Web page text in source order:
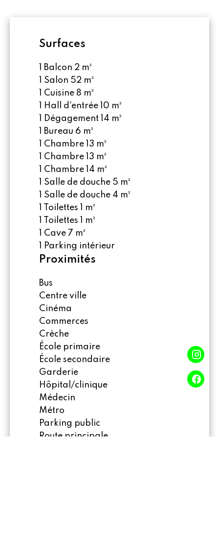
Surfaces
1 Balcon 2 m²
1 Salon 52 m²
1 Cuisine 8 m²
1 Hall d'entrée
10 m²
1 Dégagement
14 m²
1 Bureau 6 m²
1 Chambre
13 m²
1 Chambre
13 m²
1 Chambre
14 m²
1 Salle de douche 5 m²
1 Salle de douche 4 m²
1 Toilettes
1 m²
1 Toilettes
1 m²
1 Cave 7 m²
1 Parking intérieur
Proximités
Bus
Centre ville
Cinéma
Commerces
Crèche
École primaire
École secondaire
Garderie
Hôpital/clinique
Médecin
Métro
Parking public
Route principale